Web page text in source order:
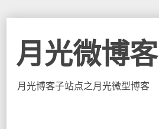
月光微博客
月光博客子站点之月光微型博客